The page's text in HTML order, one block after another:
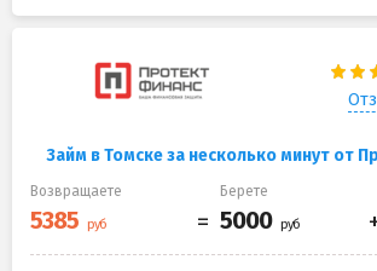
Займ в Томске за несколько минут от
Возвращаете Берете